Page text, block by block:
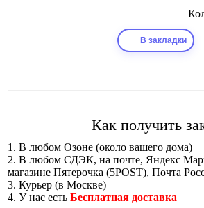
В закладки
Как получить
1. В любом Озоне (около вашего дома)
2. В любом СДЭК, на почте, Яндекс
магазине Пятерочка (5POST), Почта
3. Курьер (в Москве)
4. У нас есть Бесплатная доставка